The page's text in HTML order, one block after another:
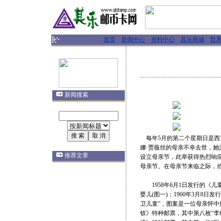
首页 新闻中心 资料中心 其乐商城 世
新闻搜索
推荐文章
每年5月的第二个星期日是西
娜·贾薇丝的母亲不幸去世，
设立母亲节，此举获得热烈响
母亲节。在母亲节来临之际，
1958年6月1日发行的《儿童
婴儿(图一)；1960年3月8日发
卫儿童”，图案是一位母亲怀
钗》特种邮票，其中第八枚“